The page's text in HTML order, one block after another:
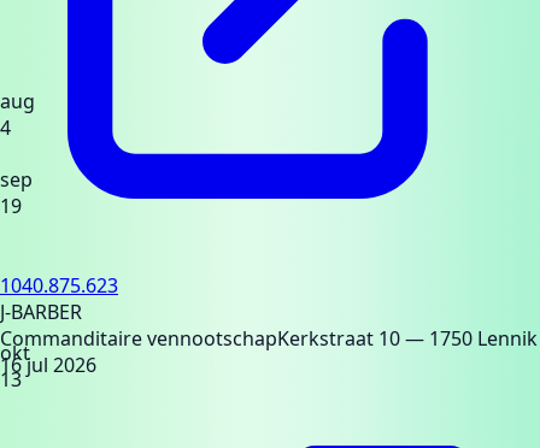
aug
4
sep
19
okt
13
1040.875.623
J-BARBER
Commanditaire vennootschapKerkstraat 10— 1750 Lennik
16 jul 2026